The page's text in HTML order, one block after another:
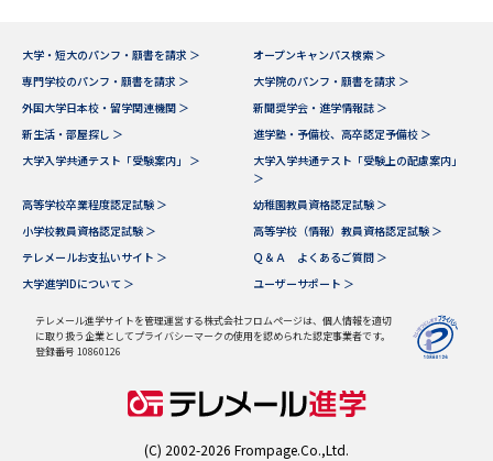
大学・短大のパンフ・願書を請求 ＞
オープンキャンパス検索 ＞
専門学校のパンフ・願書を請求 ＞
大学院のパンフ・願書を請求 ＞
外国大学日本校・留学関連機関 ＞
新聞奨学会・進学情報誌 ＞
新生活・部屋探し ＞
進学塾・予備校、高卒認定予備校 ＞
大学入学共通テスト「受験案内」 ＞
大学入学共通テスト「受験上の配慮案内」
＞
高等学校卒業程度認定試験 ＞
幼稚園教員資格認定試験 ＞
小学校教員資格認定試験 ＞
高等学校（情報）教員資格認定試験 ＞
テレメールお支払いサイト ＞
Ｑ＆Ａ よくあるご質問 ＞
大学進学IDについて ＞
ユーザーサポート ＞
テレメール進学サイトを管理運営する株式会社フロムページは、個人情報を適切
に取り扱う企業としてプライバシーマークの使用を認められた認定事業者です。
登録番号 10860126
(C) 2002-2026 Frompage.Co.,Ltd.